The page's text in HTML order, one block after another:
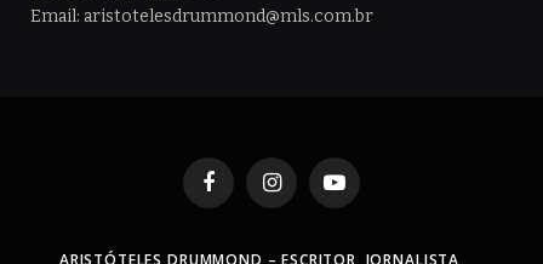
Email: aristotelesdrummond@mls.com.br
FacebookInstagramYouTube
ARISTÓTELES DRUMMOND – ESCRITOR, JORNALISTA